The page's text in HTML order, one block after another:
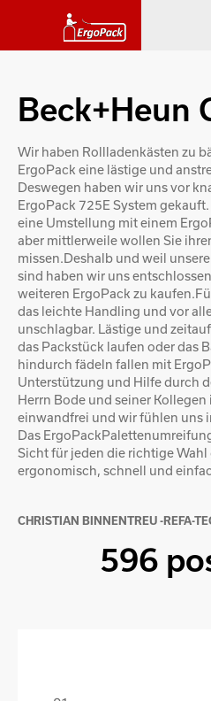
Beck+Heun
Wir haben Rollladenkästen zu
ErgoPack eine lästige und
Deswegen haben wir uns vor
ErgoPack 725E System
eine Umstellung mit einem
aber mittlerweile wollen Sie
missen.Deshalb und weil
sind haben wir uns
weiteren ErgoPack zu
das leichte Handling und vor
unschlagbar. Lästige und
das Packstück laufen oder das
hindurch fädeln fallen mit
Unterstützung und Hilfe durch
Herrn Bode und seiner
einwandfrei und wir fühlen uns
Das
Sicht für jeden die richtige Wahl
ergonomisch, schnell und
CHRISTIAN BINNENTREU -REFA-
596